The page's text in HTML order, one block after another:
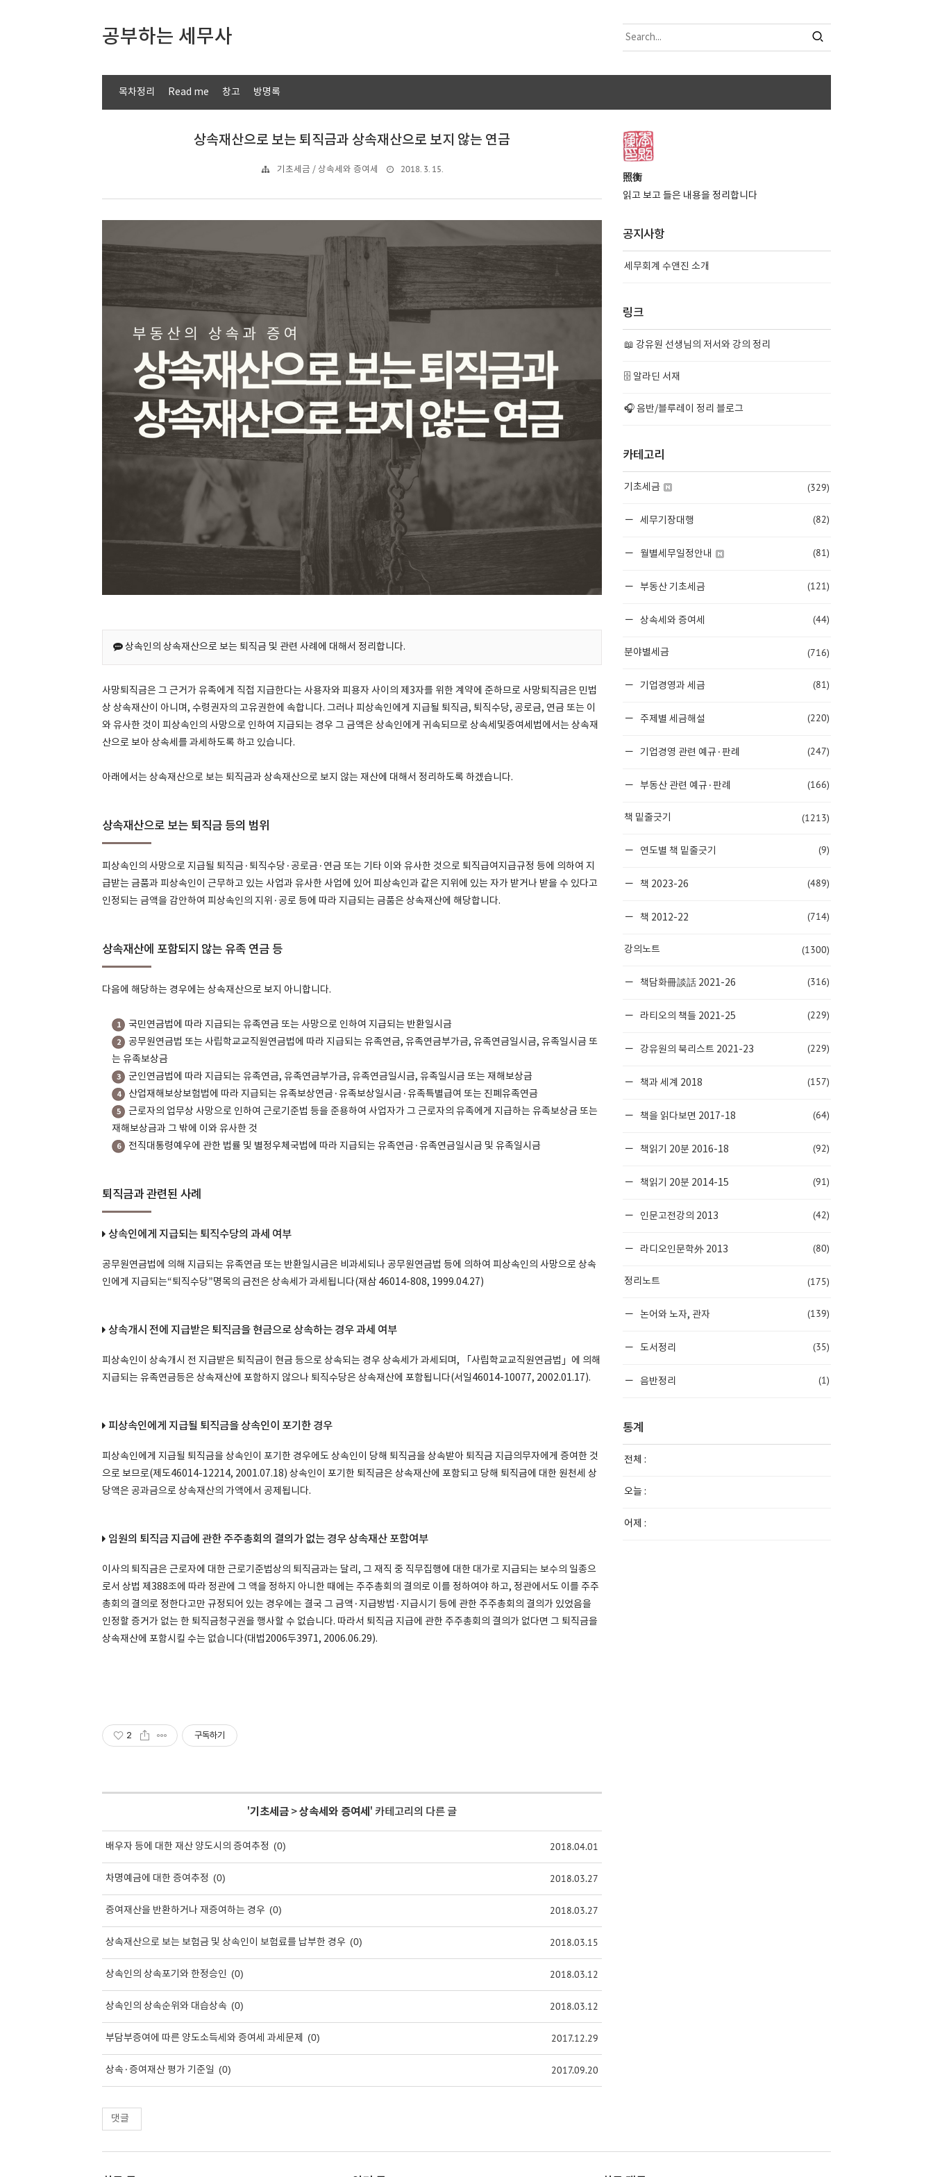
공부하는 세무사
목차정리 Read me 창고 방명록
상속재산으로 보는 퇴직금과 상속재산으로 보지 않는 연금
기초세금 / 상속세와 증여세 2018. 3. 15.
상속인의 상속재산으로 보는 퇴직금 및 관련 사례에 대해서 정리합니다.
사망퇴직금은 그 근거가 유족에게 직접 지급한다는 사용자와 피용자 사이의 제3자를 위한 계약에 준하므로 사망퇴직금은 민법
상 상속재산이 아니며, 수령권자의 고유권한에 속합니다. 그러나 피상속인에게 지급될 퇴직금, 퇴직수당, 공로금, 연금 또는 이
와 유사한 것이 피상속인의 사망으로 인하여 지급되는 경우 그 금액은 상속인에게 귀속되므로 상속세및증여세법에서는 상속재
산으로 보아 상속세를 과세하도록 하고 있습니다.
아래에서는 상속재산으로 보는 퇴직금과 상속재산으로 보지 않는 재산에 대해서 정리하도록 하겠습니다.
상속재산으로 보는 퇴직금 등의 범위
피상속인의 사망으로 지급될 퇴직금·퇴직수당·공로금·연금 또는 기타 이와 유사한 것으로 퇴직급여지급규정 등에 의하여 지
급받는 금품과 피상속인이 근무하고 있는 사업과 유사한 사업에 있어 피상속인과 같은 지위에 있는 자가 받거나 받을 수 있다고
인정되는 금액을 감안하여 피상속인의 지위·공로 등에 따라 지급되는 금품은 상속재산에 해당합니다.
상속재산에 포함되지 않는 유족 연금 등
다음에 해당하는 경우에는 상속재산으로 보지 아니합니다.
1 국민연금법에 따라 지급되는 유족연금 또는 사망으로 인하여 지급되는 반환일시금
2
공무원연금법 또는 사립학교교직원연금법에 따라 지급되는 유족연금, 유족연금부가금, 유족연금일시금, 유족일시금 또
는 유족보상금
3 군인연금법에 따라 지급되는 유족연금, 유족연금부가금, 유족연금일시금, 유족일시금 또는 재해보상금
4 산업재해보상보험법에 따라 지급되는 유족보상연금·유족보상일시금·유족특별급여 또는 진폐유족연금
5
근로자의 업무상 사망으로 인하여 근로기준법 등을 준용하여 사업자가 그 근로자의 유족에게 지급하는 유족보상금 또는
재해보상금과 그 밖에 이와 유사한 것
6 전직대통령예우에 관한 법률 및 별정우체국법에 따라 지급되는 유족연금·유족연금일시금 및 유족일시금
퇴직금과 관련된 사례
상속인에게 지급되는 퇴직수당의 과세 여부
공무원연금법에 의해 지급되는 유족연금 또는 반환일시금은 비과세되나 공무원연금법 등에 의하여 피상속인의 사망으로 상속
인에게 지급되는“퇴직수당”명목의 금전은 상속세가 과세됩니다(재삼 46014-808, 1999.04.27)
상속개시 전에 지급받은 퇴직금을 현금으로 상속하는 경우 과세 여부
피상속인이 상속개시 전 지급받은 퇴직금이 현금 등으로 상속되는 경우 상속세가 과세되며, 「사립학교교직원연금법」에 의해
지급되는 유족연금등은 상속재산에 포함하지 않으나 퇴직수당은 상속재산에 포함됩니다(서일46014-10077, 2002.01.17).
피상속인에게 지급될 퇴직금을 상속인이 포기한 경우
피상속인에게 지급될 퇴직금을 상속인이 포기한 경우에도 상속인이 당해 퇴직금을 상속받아 퇴직금 지급의무자에게 증여한 것
으로 보므로(제도46014-12214, 2001.07.18) 상속인이 포기한 퇴직금은 상속재산에 포함되고 당해 퇴직금에 대한 원천세 상
당액은 공과금으로 상속재산의 가액에서 공제됩니다.
임원의 퇴직금 지급에 관한 주주총회의 결의가 없는 경우 상속재산 포함여부
이사의 퇴직금은 근로자에 대한 근로기준법상의 퇴직금과는 달리, 그 재직 중 직무집행에 대한 대가로 지급되는 보수의 일종으
로서 상법 제388조에 따라 정관에 그 액을 정하지 아니한 때에는 주주총회의 결의로 이를 정하여야 하고, 정관에서도 이를 주주
총회의 결의로 정한다고만 규정되어 있는 경우에는 결국 그 금액·지급방법·지급시기 등에 관한 주주총회의 결의가 있었음을
인정할 증거가 없는 한 퇴직금청구권을 행사할 수 없습니다. 따라서 퇴직금 지급에 관한 주주총회의 결의가 없다면 그 퇴직금을
상속재산에 포함시킬 수는 없습니다(대법2006두3971, 2006.06.29).
2 구독하기
'기초세금 >상속세와 증여세 ' 카테고리의 다른 글
배우자 등에 대한 재산 양도시의 증여추정 (0) 2018.04.01
차명예금에 대한 증여추정 (0) 2018.03.27
증여재산을 반환하거나 재증여하는 경우 (0) 2018.03.27
상속재산으로 보는 보험금 및 상속인이 보험료를 납부한 경우 (0) 2018.03.15
상속인의 상속포기와 한정승인 (0) 2018.03.12
상속인의 상속순위와 대습상속 (0) 2018.03.12
부담부증여에 따른 양도소득세와 증여세 과세문제 (0) 2017.12.29
상속·증여재산 평가 기준일 (0) 2017.09.20
댓글
照衡
읽고 보고 들은 내용을 정리합니다
공지사항
세무회계 수앤진 소개
링크
📖 강유원 선생님의 저서와 강의 정리
🗄️ 알라딘 서재
🎧 음반/블루레이 정리 블로그
카테고리
기초세금 (329)
세무기장대행 (82)
월별세무일정안내 (81)
부동산 기초세금 (121)
상속세와 증여세 (44)
분야별세금 (716)
기업경영과 세금 (81)
주제별 세금해설 (220)
기업경영 관련 예규·판례 (247)
부동산 관련 예규·판례 (166)
책 밑줄긋기 (1213)
연도별 책 밑줄긋기 (9)
책 2023-26 (489)
책 2012-22 (714)
강의노트 (1300)
책담화冊談話 2021-26 (316)
라티오의 책들 2021-25 (229)
강유원의 북리스트 2021-23 (229)
책과 세계 2018 (157)
책을 읽다보면 2017-18 (64)
책읽기 20분 2016-18 (92)
책읽기 20분 2014-15 (91)
인문고전강의 2013 (42)
라디오인문학外 2013 (80)
정리노트 (175)
논어와 노자, 관자 (139)
도서정리 (35)
음반정리 (1)
통계
전체 :
오늘 :
어제 :